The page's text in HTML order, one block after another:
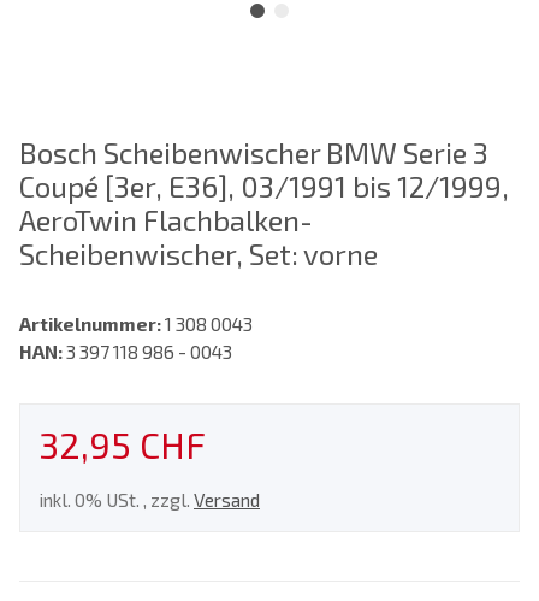
Bosch Scheibenwischer BMW Serie 3
Coupé [3er, E36], 03/1991 bis 12/1999,
AeroTwin Flachbalken-
Scheibenwischer, Set: vorne
Artikelnummer:1 308 0043
HAN:3 397 118 986 - 0043
32,95 CHF
inkl. 0% USt. , zzgl. Versand